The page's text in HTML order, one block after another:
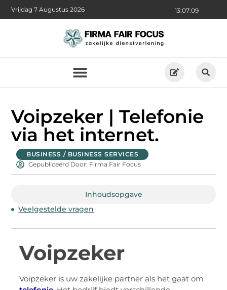
13:07:10
Vrijdag 7 Augustus 2026
Voipzeker | Telefonie
via het internet.
BUSINESS / BUSINESS SERVICES
Gepubliceerd Door: Firma Fair Focus
Inhoudsopgave
Veelgestelde vragen
Voipzeker
Voipzeker is uw zakelijke partner als het gaat om